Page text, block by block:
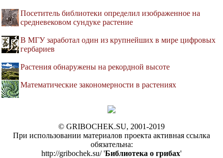
Посетитель библиотеки определил изображенное на
средневековом сундуке растение
В МГУ заработал один из крупнейших в мире цифровых
гербариев
Растения обнаружены на рекордной высоте
Математические закономерности в растениях
© GRIBOCHEK.SU, 2001-2019
При использовании материалов проекта активная ссылка
обязательна:
http://gribochek.su/ 'Библиотека о грибах'